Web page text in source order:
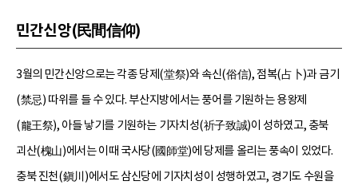
민간신앙(民間信仰)
3월의 민간신앙으로는 각종 당제(堂祭)와 속신(俗信), 점복(占卜)과 금기
(禁忌) 따위를 들 수 있다. 부산지방에서는 풍어를 기원하는 용왕제
(龍王祭), 아들 낳기를 기원하는 기자치성(祈子致誠)이 성하였고, 충북
괴산(槐山)에서는 이때 국사당(國師堂)에 당제를 올리는 풍속이 있었다.
충북 진천(鎭川)에서도 삼신당에 기자치성이 성행하였고, 경기도 수원을